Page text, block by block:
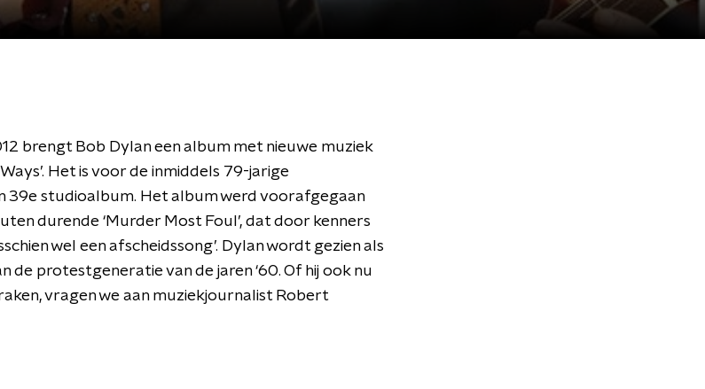
brengt Bob Dylan een album met nieuwe muziek
Het is voor de inmiddels 79-jarige
39e studioalbum. Het album werd voorafgegaan
durende ‘Murder Most Foul’, dat door kenners
wel een afscheidssong’. Dylan wordt gezien als
de protestgeneratie van de jaren ‘60. Of hij ook nu
vragen we aan muziekjournalist Robert